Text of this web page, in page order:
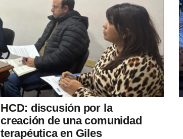
HCD: discusión por la
creación de una comunidad
terapéutica en Giles